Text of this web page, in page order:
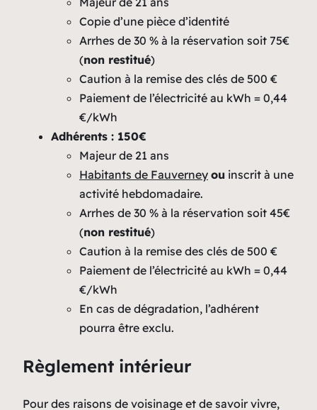
Copie d’une pièce d’identité
Arrhes de 30 % à la réservation soit 75€
(non restitué)
Caution à la remise des clés de 500 €
Paiement de l’électricité au kWh = 0,44
€/kWh
Adhérents : 150€
Majeur de 21 ans
Habitants de Fauverney ou inscrit à une
activité hebdomadaire.
Arrhes de 30 % à la réservation soit 45€
(non restitué)
Caution à la remise des clés de 500 €
Paiement de l’électricité au kWh = 0,44
€/kWh
En cas de dégradation, l’adhérent
pourra être exclu.
Règlement intérieur
Pour des raisons de voisinage et de savoir vivre,